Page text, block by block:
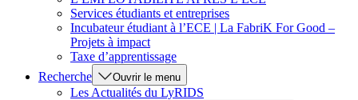
Services étudiants et entreprises
Incubateur étudiant à l’ECE | La FabriK For Good –
Projets à impact
Taxe d’apprentissage
Recherche
Ouvrir le menu
Les Actualités du LyRIDS